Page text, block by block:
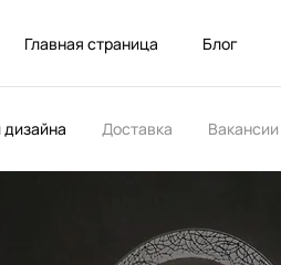
Главная страница Блог
дизайна Доставка Вакансии